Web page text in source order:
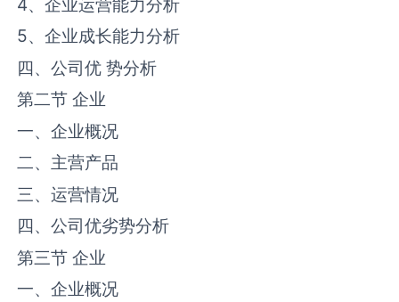
5、企业成长能力分析
四、公司优 势分析
第二节 企业
一、企业概况
二、主营产品
三、运营情况
四、公司优劣势分析
第三节 企业
一、企业概况